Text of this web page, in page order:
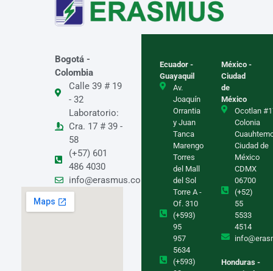
Bogotá -
Colombia
Calle 39 # 19
- 32
Laboratorio:
Cra. 17 # 39 -
58
(+57) 601
486 4030
info@erasmus.com.co
Ecuador -
Guayaquil
Av.
Joaquín
Orrantia
y Juan
Tanca
Marengo
Torres
del Mall
del Sol
Torre A -
Of. 310
(+593)
95
957
5634
(+593)
México -
Ciudad
de
México
Ocotlan
Colonia
Ciudad de
México
CDMX
06700
(+52)
55
5533
4514
Honduras -